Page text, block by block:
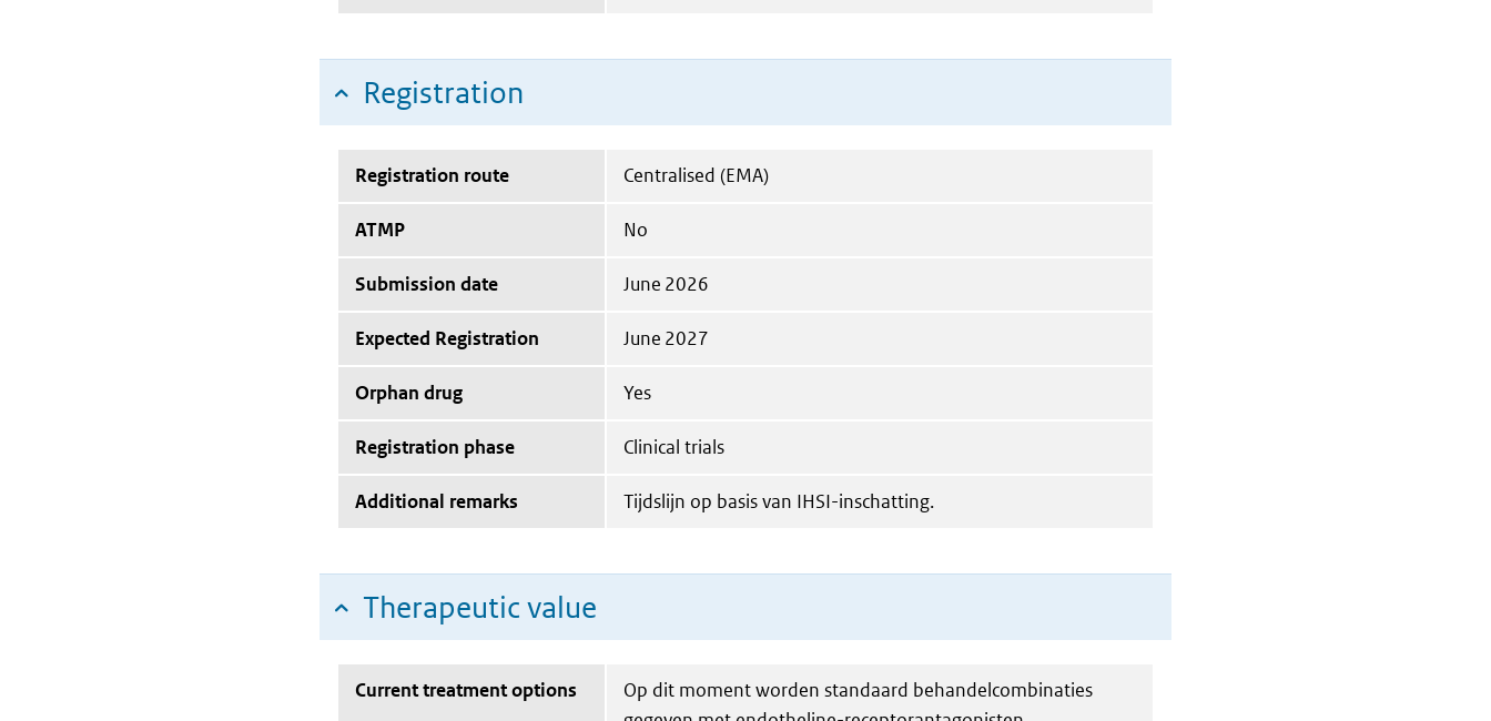
Registration
Registration route Centralised (EMA)
ATMP No
Submission date June 2026
Expected Registration June 2027
Orphan drug Yes
Registration phase Clinical trials
Additional remarks Tijdslijn op basis van IHSI-inschatting.
Therapeutic value
Current treatment options
Op dit moment worden standaard behandelcombinaties